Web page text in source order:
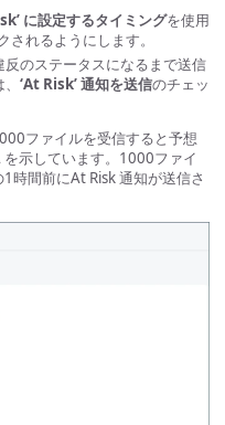
に設定するタイミングを使用
されるようにします。
のステータスになるまで送信
‘At Risk’ 通知を送信のチェッ
ファイルを受信すると予想
示しています。1000ファイ
時間前にAt Risk 通知が送信さ